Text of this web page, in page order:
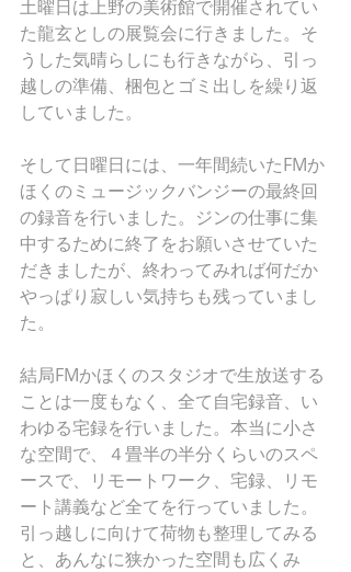
土曜日は上野の美術館で開催されてい
た龍玄としの展覧会に行きました。そ
うした気晴らしにも行きながら、引っ
越しの準備、梱包とゴミ出しを繰り返
していました。
そして日曜日には、一年間続いたFMか
ほくのミュージックバンジーの最終回
の録音を行いました。ジンの仕事に集
中するために終了をお願いさせていた
だきましたが、終わってみれば何だか
やっぱり寂しい気持ちも残っていまし
た。
結局FMかほくのスタジオで生放送する
ことは一度もなく、全て自宅録音、い
わゆる宅録を行いました。本当に小さ
な空間で、４畳半の半分くらいのスペ
ースで、リモートワーク、宅録、リモ
ート講義など全てを行っていました。
引っ越しに向けて荷物も整理してみる
と、あんなに狭かった空間も広くみ